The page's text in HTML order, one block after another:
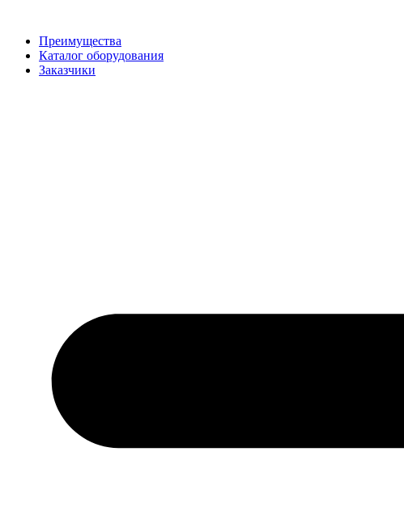
содержимому
Преимущества
Каталог оборудования
Заказчики